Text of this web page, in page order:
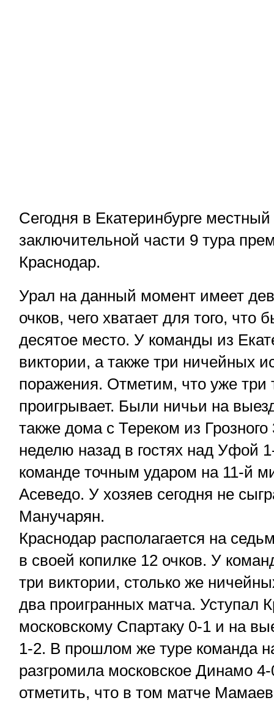
Сегодня в Екатеринбурге
заключительной части 9 тура
Краснодар.
Урал на данный момент имеет
очков, чего хватает для того, что
десятое место. У команды из
виктории, а также три ничейных
поражения. Отметим, что уже три
проигрывает. Были ничьи на
также дома с Тереком из
неделю назад в гостях над Уфой
команде точным ударом на 11-й
Асеведо. У хозяев сегодня не
Манучарян.
Краснодар располагается на
в своей копилке 12 очков. У
три виктории, столько же
два проигранных матча. Уступал
московскому Спартаку 0-1 и на
1-2. В прошлом же туре команда
разгромила московское Динамо
отметить, что в том матче